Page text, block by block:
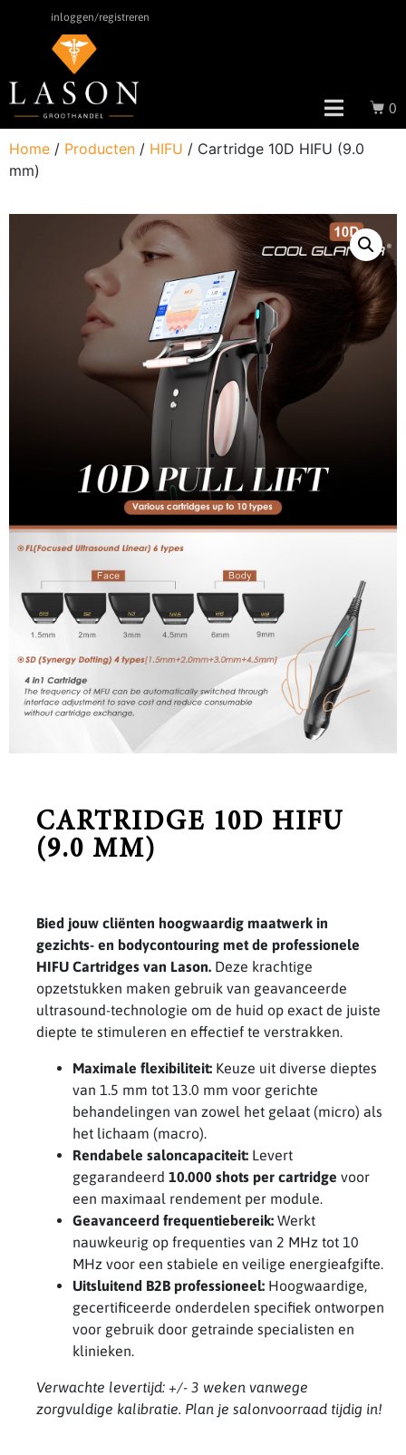
inloggen/registreren
0
Home / Producten / HIFU / Cartridge 10D HIFU (9.0
mm)
CARTRIDGE 10D HIFU
(9.0 MM)
Bied jouw cliënten hoogwaardig maatwerk in
gezichts- en bodycontouring met de professionele
HIFU Cartridges van Lason. Deze krachtige
opzetstukken maken gebruik van geavanceerde
ultrasound-technologie om de huid op exact de juiste
diepte te stimuleren en effectief te verstrakken.
Maximale flexibiliteit: Keuze uit diverse dieptes
van 1.5 mm tot 13.0 mm voor gerichte
behandelingen van zowel het gelaat (micro) als
het lichaam (macro).
Rendabele saloncapaciteit: Levert
gegarandeerd 10.000 shots per cartridge voor
een maximaal rendement per module.
Geavanceerd frequentiebereik: Werkt
nauwkeurig op frequenties van 2 MHz tot 10
MHz voor een stabiele en veilige energieafgifte.
Uitsluitend B2B professioneel: Hoogwaardige,
gecertificeerde onderdelen specifiek ontworpen
voor gebruik door getrainde specialisten en
klinieken.
Verwachte levertijd: +/- 3 weken vanwege
zorgvuldige kalibratie. Plan je salonvoorraad tijdig in!